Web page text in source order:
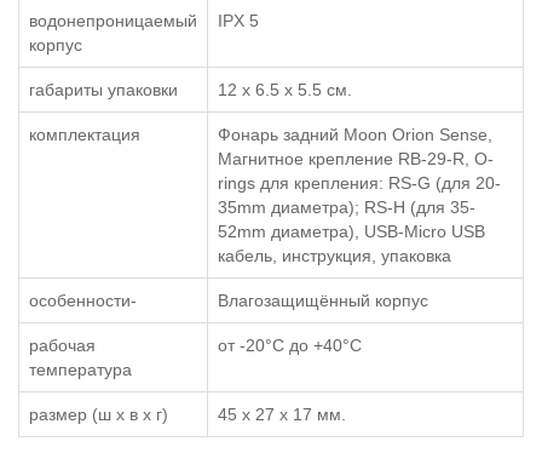
водонепроницаемый
корпус
IPX 5
габариты упаковки 12 x 6.5 x 5.5 см.
комплектация
Фонарь задний Moon Orion Sense,
Магнитное крепление RB-29-R, O-
rings для крепления: RS-G (для 20-
35mm диаметра); RS-H (для 35-
52mm диаметра), USB-Micro USB
кабель, инструкция, упаковка
особенности- Влагозащищённый корпус
рабочая
температура
от -20°C до +40°C
размер (ш x в x г) 45 x 27 x 17 мм.